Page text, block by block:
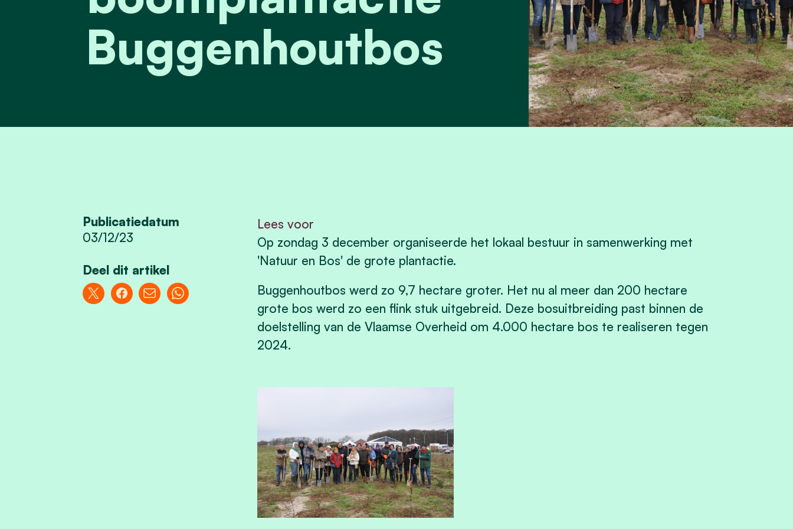
Buggenhoutbos
Publicatiedatum
03/12/23
Deel dit artikel
Lees voor
Op zondag 3 december organiseerde het lokaal bestuur in samenwerking met
'Natuur en Bos' de grote plantactie.
Buggenhoutbos werd zo 9,7 hectare groter. Het nu al meer dan 200 hectare
grote bos werd zo een flink stuk uitgebreid. Deze bosuitbreiding past binnen de
doelstelling van de Vlaamse Overheid om 4.000 hectare bos te realiseren tegen
2024.